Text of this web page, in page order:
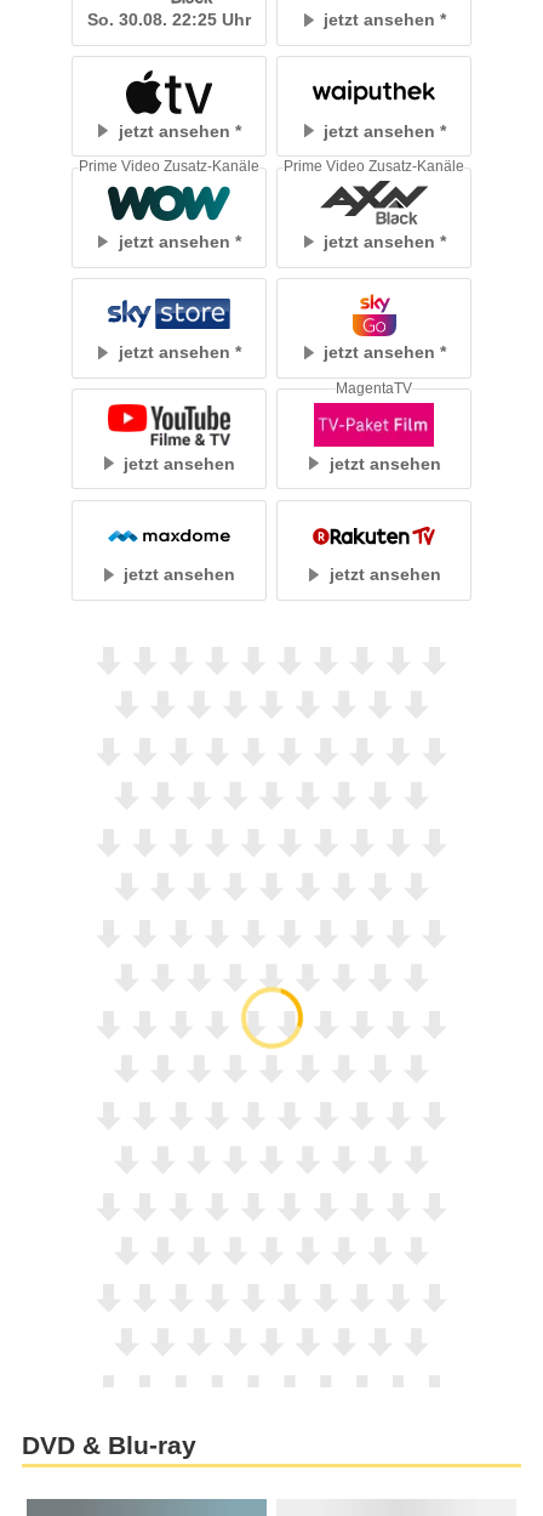
So. 30.08. 22:25 Uhr jetzt ansehen
jetzt ansehen jetzt ansehen
jetzt ansehen
Prime Video Zusatz-Kanäle
jetzt ansehen
Prime Video Zusatz-Kanäle
jetzt ansehen jetzt ansehen
jetzt ansehen jetzt ansehen
MagentaTV
jetzt ansehen jetzt ansehen
DVD & Blu-ray